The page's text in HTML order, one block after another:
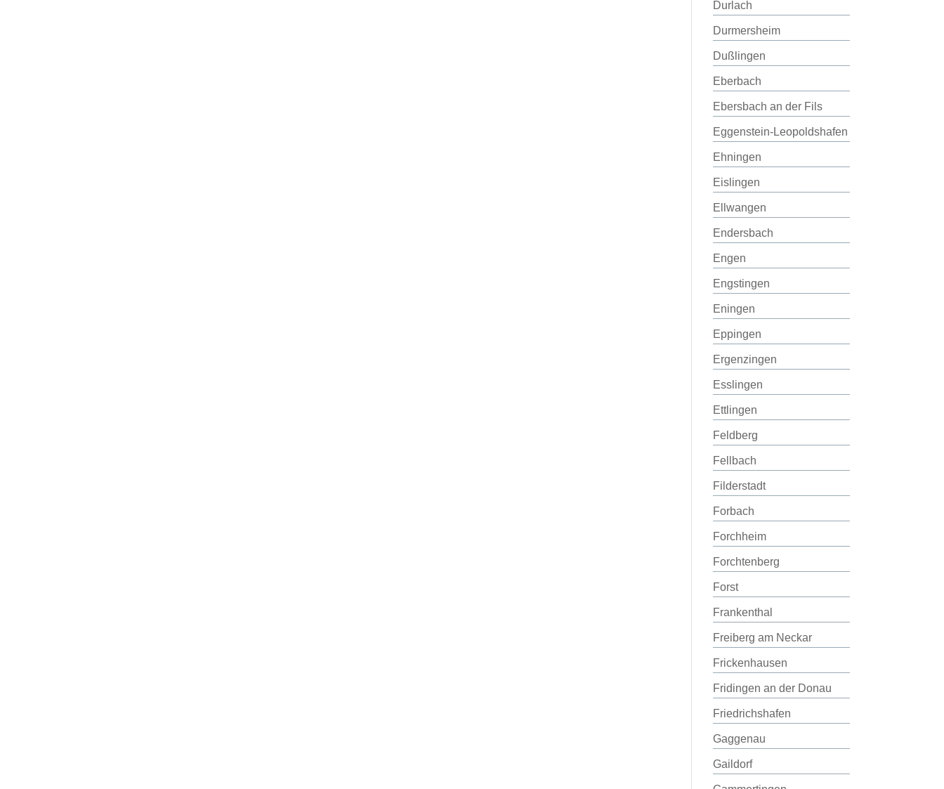
Durlach
Durmersheim
Dußlingen
Eberbach
Ebersbach an der Fils
Eggenstein-Leopoldshafen
Ehningen
Eislingen
Ellwangen
Endersbach
Engen
Engstingen
Eningen
Eppingen
Ergenzingen
Esslingen
Ettlingen
Feldberg
Fellbach
Filderstadt
Forbach
Forchheim
Forchtenberg
Forst
Frankenthal
Freiberg am Neckar
Frickenhausen
Fridingen an der Donau
Friedrichshafen
Gaggenau
Gaildorf